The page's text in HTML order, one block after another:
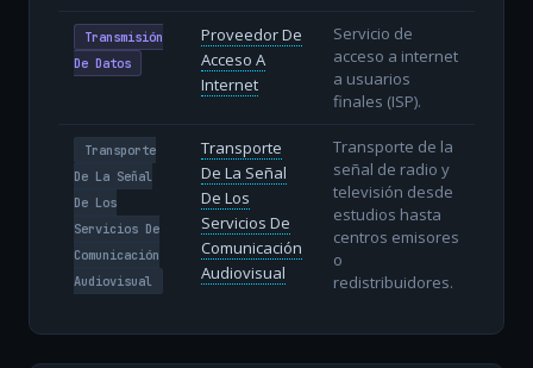
Transmisión
De Datos
Proveedor De
Acceso A
Internet
Servicio de
acceso a internet
a usuarios
finales (ISP).
Transporte
De La Señal
De Los
Servicios De
Comunicación
Audiovisual
Transporte
De La Señal
De Los
Servicios De
Comunicación
Audiovisual
Transporte de la
señal de radio y
televisión desde
estudios hasta
centros emisores
o
redistribuidores.